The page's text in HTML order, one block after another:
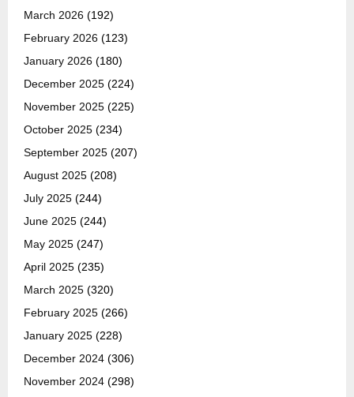
March 2026 (192)
February 2026 (123)
January 2026 (180)
December 2025 (224)
November 2025 (225)
October 2025 (234)
September 2025 (207)
August 2025 (208)
July 2025 (244)
June 2025 (244)
May 2025 (247)
April 2025 (235)
March 2025 (320)
February 2025 (266)
January 2025 (228)
December 2024 (306)
November 2024 (298)